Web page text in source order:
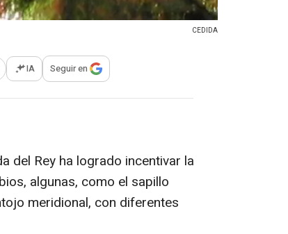
CEDIDA
opciones para compartir
IA Seguir en
del Rey ha logrado incentivar la
algunas, como el sapillo
meridional, con diferentes